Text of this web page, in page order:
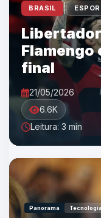
BRASIL |
Flamengo
final
21/05/2026
6.6K
Leitura: 3 min
Panorama Tecnologia